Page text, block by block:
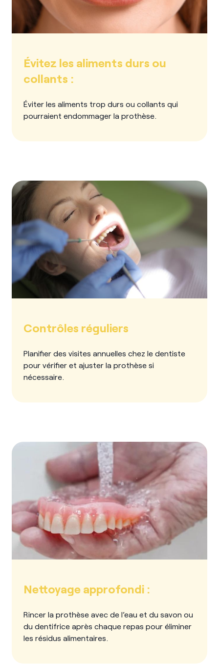
Évitez les aliments durs ou
collants :
Éviter les aliments trop durs ou collants qui
pourraient endommager la prothèse.
Contrôles réguliers
Planifier des visites annuelles chez le dentiste
pour vérifier et ajuster la prothèse si
nécessaire.
Nettoyage approfondi :
Rincer la prothèse avec de l’eau et du savon ou
du dentifrice après chaque repas pour éliminer
les résidus alimentaires.